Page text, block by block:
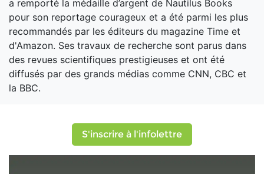
a remporté la médaille d’argent de Nautilus Books
pour son reportage courageux et a été parmi les plus
recommandés par les éditeurs du magazine Time et
d'Amazon. Ses travaux de recherche sont parus dans
des revues scientifiques prestigieuses et ont été
diffusés par des grands médias comme CNN, CBC et
la BBC.
S'inscrire à l'infolettre